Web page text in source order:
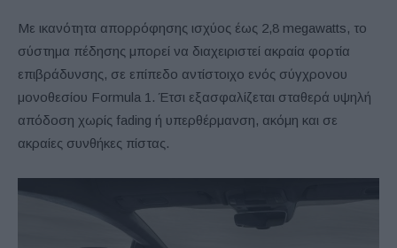
Με ικανότητα απορρόφησης ισχύος έως 2,8 megawatts, το
σύστημα πέδησης μπορεί να διαχειριστεί ακραία φορτία
επιβράδυνσης, σε επίπεδο αντίστοιχο ενός σύγχρονου
μονοθεσίου Formula 1. Έτσι εξασφαλίζεται σταθερά υψηλή
απόδοση χωρίς fading ή υπερθέρμανση, ακόμη και σε
ακραίες συνθήκες πίστας.